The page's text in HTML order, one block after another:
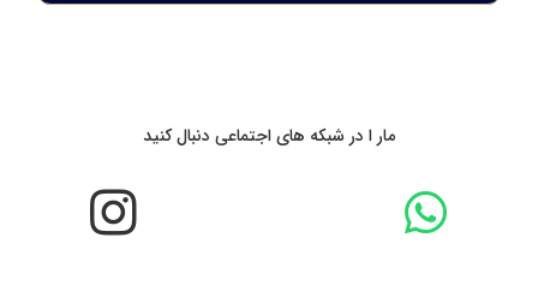
مار ا در شبکه های اجتماعی دنبال کنید